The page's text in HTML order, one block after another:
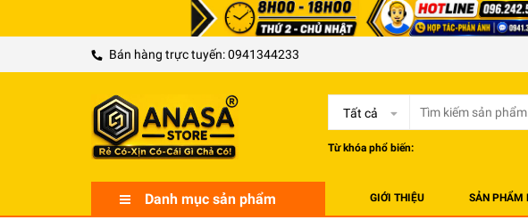
Bán hàng trực tuyến:0941344233
Tất cả
Từ khóa phổ biến:
Danh mục sản phẩm GIỚI THIỆU SẢN PHẨM